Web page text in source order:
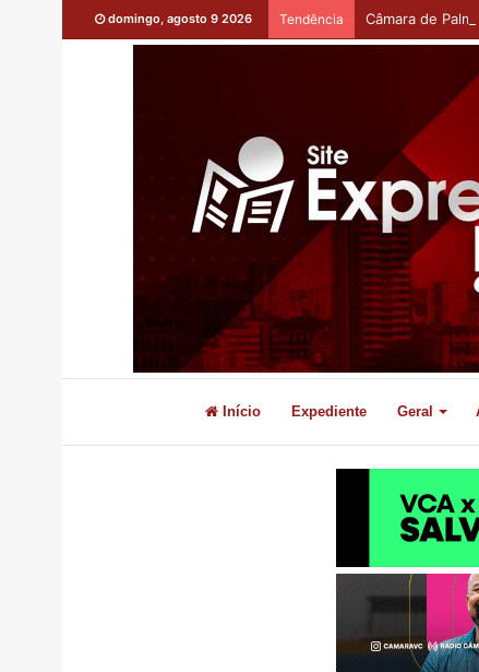
domingo, agosto 9 2026 Tendência Câmara de
Início Expediente Geral